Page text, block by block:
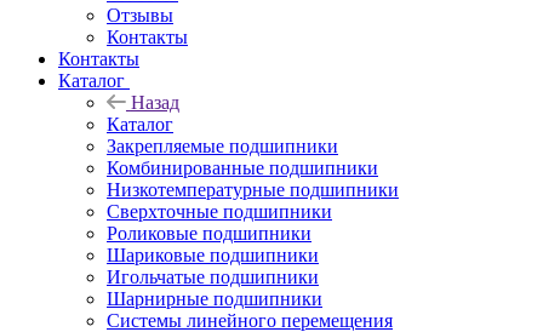
Отзывы
Контакты
Контакты
Каталог
Назад
Каталог
Закрепляемые подшипники
Комбинированные подшипники
Низкотемпературные подшипники
Сверхточные подшипники
Роликовые подшипники
Шариковые подшипники
Игольчатые подшипники
Шарнирные подшипники
Системы линейного перемещения